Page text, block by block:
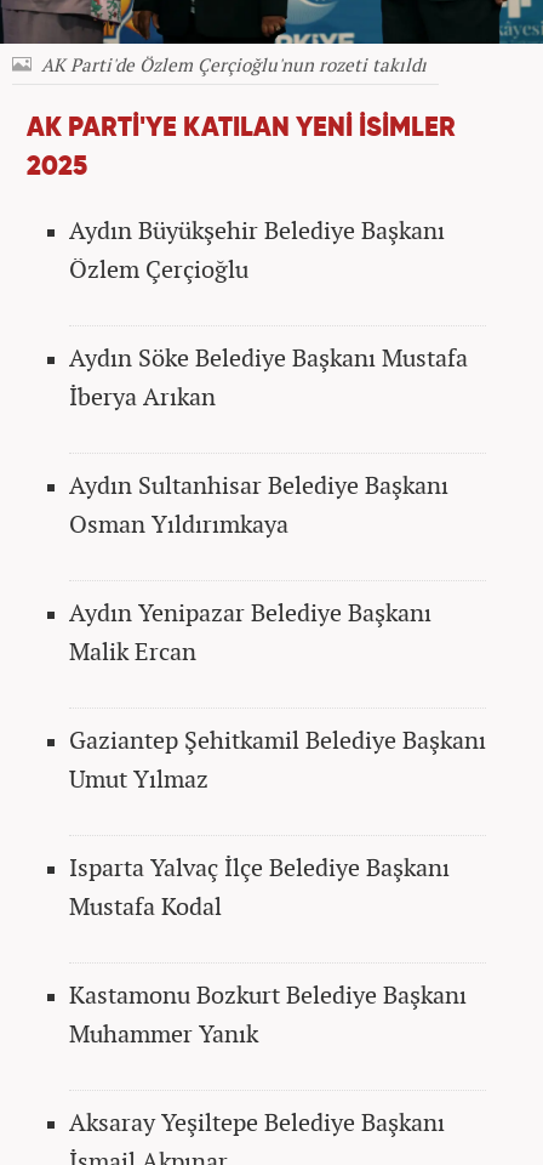
AK Parti'de Özlem Çerçioğlu'nun rozeti takıldı
AK PARTİ'YE KATILAN YENİ İSİMLER
2025
Aydın Büyükşehir Belediye Başkanı
Özlem Çerçioğlu
Aydın Söke Belediye Başkanı Mustafa
İberya Arıkan
Aydın Sultanhisar Belediye Başkanı
Osman Yıldırımkaya
Aydın Yenipazar Belediye Başkanı
Malik Ercan
Gaziantep Şehitkamil Belediye Başkanı
Umut Yılmaz
Isparta Yalvaç İlçe Belediye Başkanı
Mustafa Kodal
Kastamonu Bozkurt Belediye Başkanı
Muhammer Yanık
Aksaray Yeşiltepe Belediye Başkanı